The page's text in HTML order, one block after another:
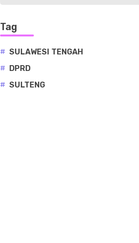
Tag
# SULAWESI TENGAH
# DPRD
# SULTENG